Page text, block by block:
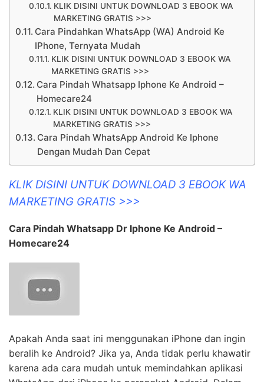
KLIK DISINI UNTUK DOWNLOAD 3 EBOOK WA
MARKETING GRATIS >>>
Cara Pindahkan WhatsApp (WA) Android Ke
IPhone, Ternyata Mudah
KLIK DISINI UNTUK DOWNLOAD 3 EBOOK WA
MARKETING GRATIS >>>
Cara Pindah Whatsapp Iphone Ke Android –
Homecare24
KLIK DISINI UNTUK DOWNLOAD 3 EBOOK WA
MARKETING GRATIS >>>
Cara Pindah WhatsApp Android Ke Iphone
Dengan Mudah Dan Cepat
KLIK DISINI UNTUK DOWNLOAD 3 EBOOK WA
MARKETING GRATIS >>>
Cara Pindah Whatsapp Dr Iphone Ke Android –
Homecare24
Apakah Anda saat ini menggunakan iPhone dan ingin
beralih ke Android? Jika ya, Anda tidak perlu khawatir
karena ada cara mudah untuk memindahkan aplikasi